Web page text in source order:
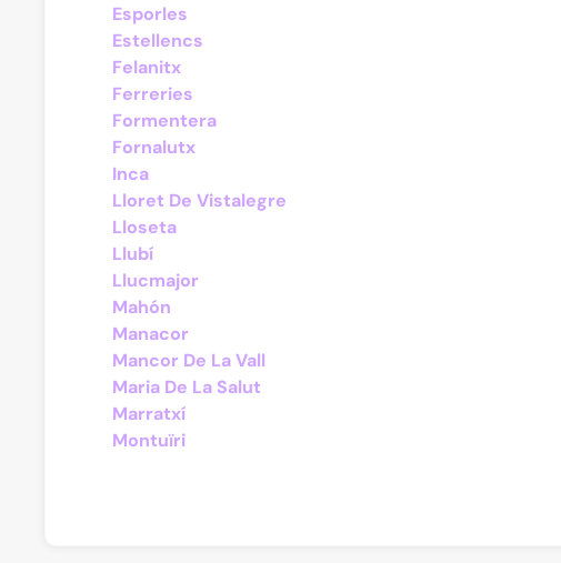
Esporles
Estellencs
Felanitx
Ferreries
Formentera
Fornalutx
Inca
Lloret De Vistalegre
Lloseta
Llubí
Llucmajor
Mahón
Manacor
Mancor De La Vall
Maria De La Salut
Marratxí
Montuïri